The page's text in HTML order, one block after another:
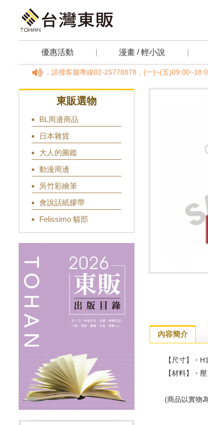
優惠活動 漫畫 / 輕小說
何疑問，請撥客服專線02-25778878，(一)~(五)09:00~18:00
東販選物
BL周邊商品
日本雜貨
大人的圖鑑
動漫周邊
吳竹彩繪筆
會說話紙膠帶
Felissimo 貓部
內容簡介
【尺寸】・
【材料】・
(商品以實物